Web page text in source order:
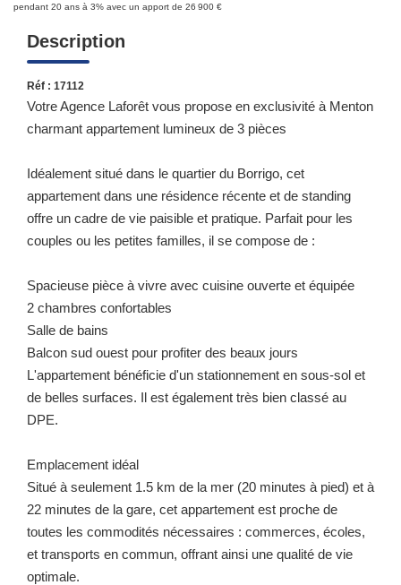
pendant 20 ans à 3% avec un apport de 26 900 €
Description
Réf : 17112
Votre Agence Laforêt vous propose en exclusivité à Menton
charmant appartement lumineux de 3 pièces
Idéalement situé dans le quartier du Borrigo, cet
appartement dans une résidence récente et de standing
offre un cadre de vie paisible et pratique. Parfait pour les
couples ou les petites familles, il se compose de :
Spacieuse pièce à vivre avec cuisine ouverte et équipée
2 chambres confortables
Salle de bains
Balcon sud ouest pour profiter des beaux jours
L'appartement bénéficie d'un stationnement en sous-sol et
de belles surfaces. Il est également très bien classé au
DPE.
Emplacement idéal
Situé à seulement 1.5 km de la mer (20 minutes à pied) et à
22 minutes de la gare, cet appartement est proche de
toutes les commodités nécessaires : commerces, écoles,
et transports en commun, offrant ainsi une qualité de vie
optimale.